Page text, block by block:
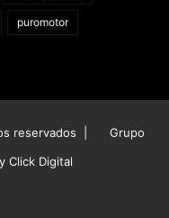
puromotor
reservados |
Grupo
Click Digital